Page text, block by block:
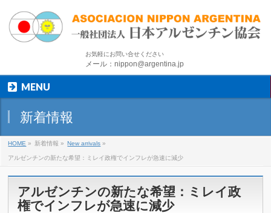
お気軽にお問い合せください
メール：nippon@argentina.jp
MENU
新着情報
HOME » 新着情報 » New arrivals »
アルゼンチンの新たな希望：ミレイ政権でインフレが急速に減少
アルゼンチンの新たな希望：ミレイ政
権でインフレが急速に減少